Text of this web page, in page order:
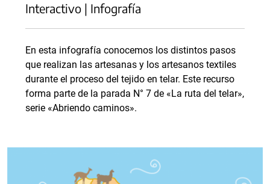
Interactivo | Infografía
En esta infografía conocemos los distintos pasos
que realizan las artesanas y los artesanos textiles
durante el proceso del tejido en telar. Este recurso
forma parte de la parada N° 7 de «La ruta del telar»,
serie «Abriendo caminos».